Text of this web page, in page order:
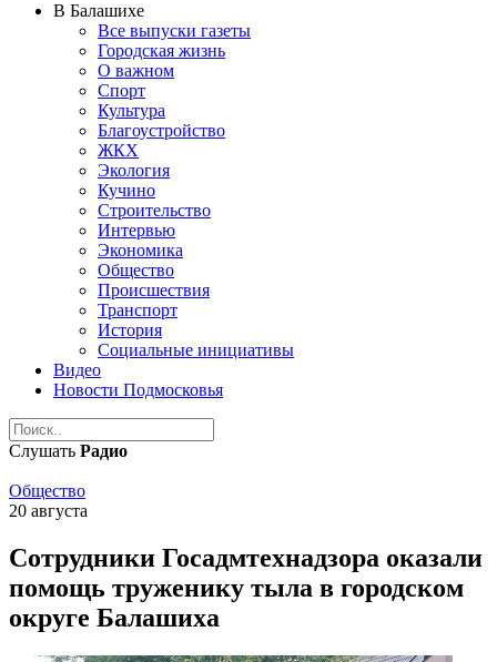
В Балашихе
Все выпуски газеты
Городская жизнь
О важном
Спорт
Культура
Благоустройство
ЖКХ
Экология
Кучино
Строительство
Интервью
Экономика
Общество
Происшествия
Транспорт
История
Социальные инициативы
Видео
Новости Подмосковья
Слушать Радио
Общество
20 августа
Сотрудники Госадмтехнадзора оказали
помощь труженику тыла в городском
округе Балашиха